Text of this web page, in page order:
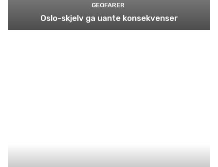
GEOFARER
Oslo-skjelv ga uante konsekvenser